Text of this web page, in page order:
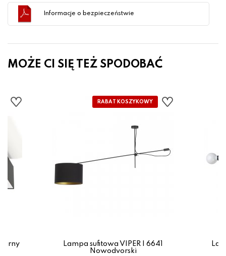
Informacje o bezpieczeństwie
MOŻE CI SIĘ TEŻ SPODOBAĆ
Lampa sufitowa VIPER I 6641
Nowodvorski